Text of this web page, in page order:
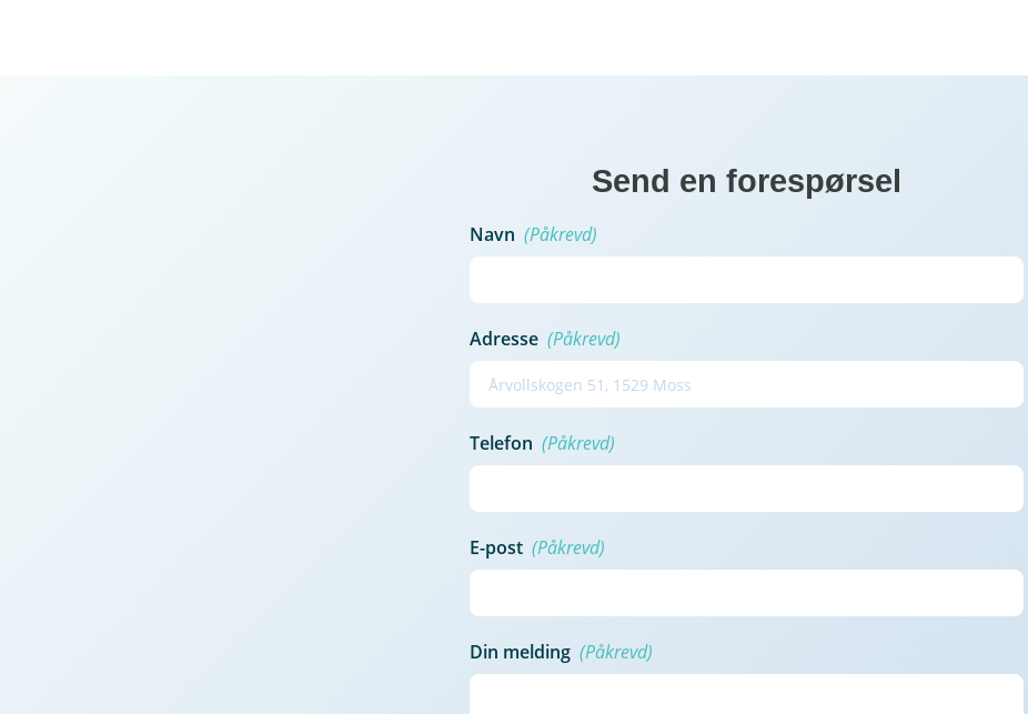
Send en forespørsel
Navn (Påkrevd)
Adresse (Påkrevd)
Telefon (Påkrevd)
E-post (Påkrevd)
Din melding (Påkrevd)